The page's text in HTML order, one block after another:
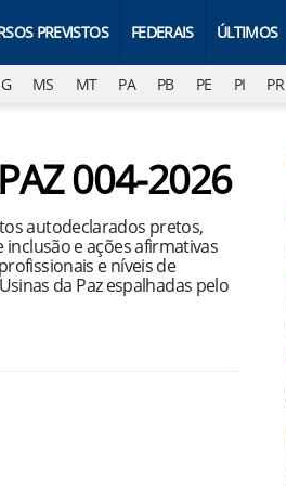
PREVISTOS FEDERAIS ÚLTIMOS
MS MT PA PB PE PI PR
004-2026
autodeclarados pretos,
e ações afirmativas
e níveis de
da Paz espalhadas pelo